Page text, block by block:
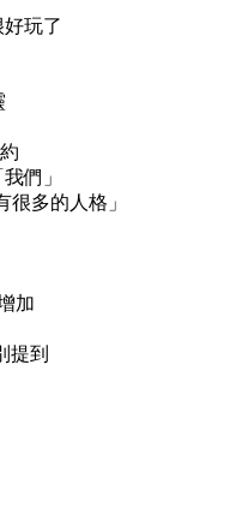
玩了
們」
多的人格」
加
提到